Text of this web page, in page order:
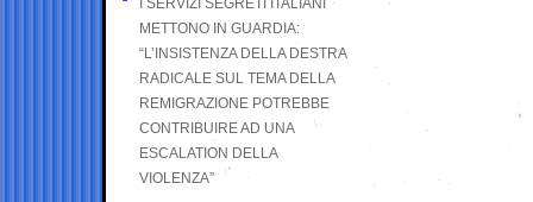
I SERVIZI SEGRETI ITALIANI
METTONO IN GUARDIA:
“L’INSISTENZA DELLA DESTRA
RADICALE SUL TEMA DELLA
REMIGRAZIONE POTREBBE
CONTRIBUIRE AD UNA
ESCALATION DELLA
VIOLENZA”